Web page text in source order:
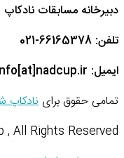
دبیرخانه مسابقات نادکاپ
تلفن: 66165378-021
ایمیل: info[at]nadcup.ir
تمامی حقوق برای نادکاپ
, All Rights Reserved